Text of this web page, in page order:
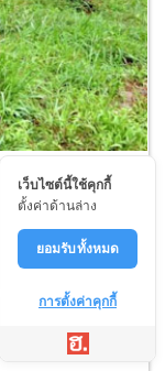
ระยะห่างระหว่าง
ร
ผ่นทึบล่างรวมสูง
เว็บไซต์นี้ใช้คุกกี้
ตั้งค่าด้านล่าง
ยอมรับทั้งหมด
การตั้งค่าคุกกี้